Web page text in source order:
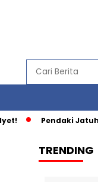
Pendaki Jatuh di
TRENDING